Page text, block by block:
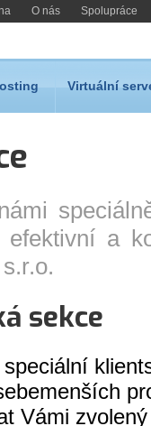
O nás Spolupráce
Virtuální
a
sekce
Vámi